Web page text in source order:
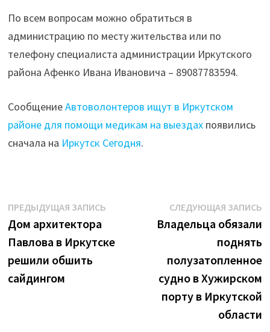
По всем вопросам можно обратиться в
администрацию по месту жительства или по
телефону специалиста администрации Иркутского
района Афенко Ивана Ивановича – 89087783594.
СообщениеАвтоволонтеров ищут в Иркутском
районе для помощи медикам на выездахпоявились
сначала на Иркутск Сегодня.
Навигация
по
записям
ПРЕДЫДУЩАЯ ЗАПИСЬПредыдущая
Дом архитектора
Павлова в Иркутске
решили обшить
сайдингом
СЛЕДУЮЩАЯ ЗАПИСЬ
Владельца обязали
поднять
полузатопленное
судно в Хужирском
порту в Иркутской
области